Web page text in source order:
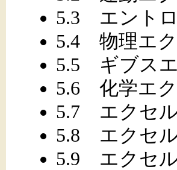
5.3 エント
5.4 物理エ
5.5 ギブス
5.6 化学エ
5.7 エクセ
5.8 エクセ
5.9 エクセ